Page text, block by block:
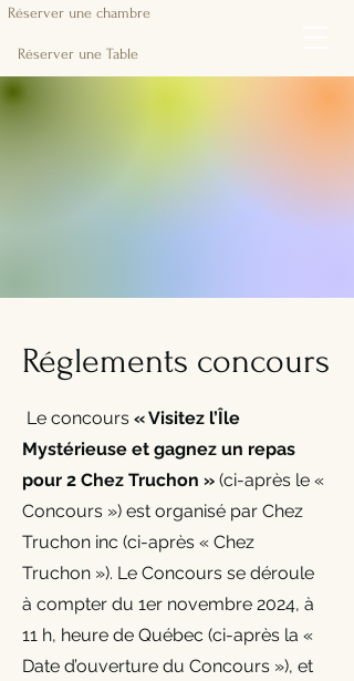
Réserver une chambre
Réserver une Table
Réglements concours
Le concours « Visitez l’Île
Mystérieuse et gagnez un repas
pour 2 Chez Truchon » (ci-après le «
Concours ») est organisé par Chez
Truchon inc (ci-après « Chez
Truchon »). Le Concours se déroule
à compter du 1er novembre 2024, à
11 h, heure de Québec (ci-après la «
Date d’ouverture du Concours »), et